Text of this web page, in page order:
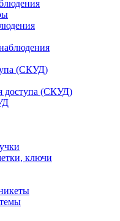
(СКУД)
доступа (СКУД)
ключи